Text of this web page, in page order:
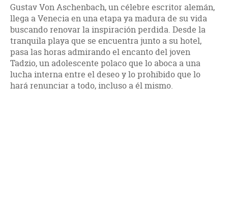
Gustav Von Aschenbach, un célebre escritor alemán,
llega a Venecia en una etapa ya madura de su vida
buscando renovar la inspiración perdida. Desde la
tranquila playa que se encuentra junto a su hotel,
pasa las horas admirando el encanto del joven
Tadzio, un adolescente polaco que lo aboca a una
lucha interna entre el deseo y lo prohibido que lo
hará renunciar a todo, incluso a él mismo.